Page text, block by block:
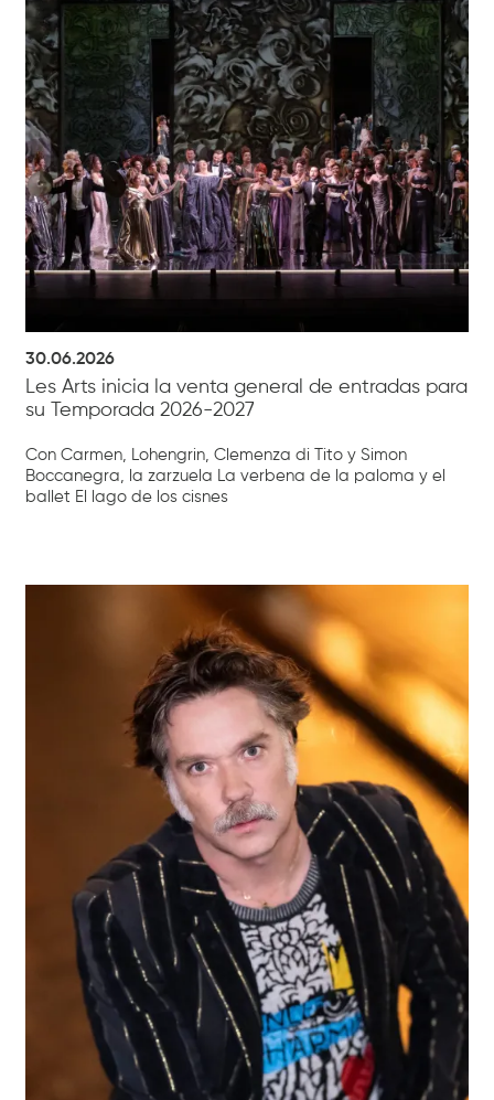
30.06.2026
Les Arts inicia la venta general de entradas para
su Temporada 2026-2027
Con Carmen, Lohengrin, Clemenza di Tito y Simon
Boccanegra, la zarzuela La verbena de la paloma y el
ballet El lago de los cisnes